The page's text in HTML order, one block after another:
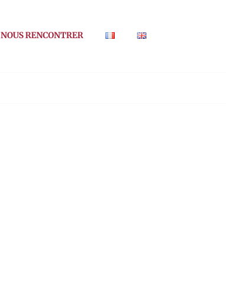
NOUS RENCONTRER